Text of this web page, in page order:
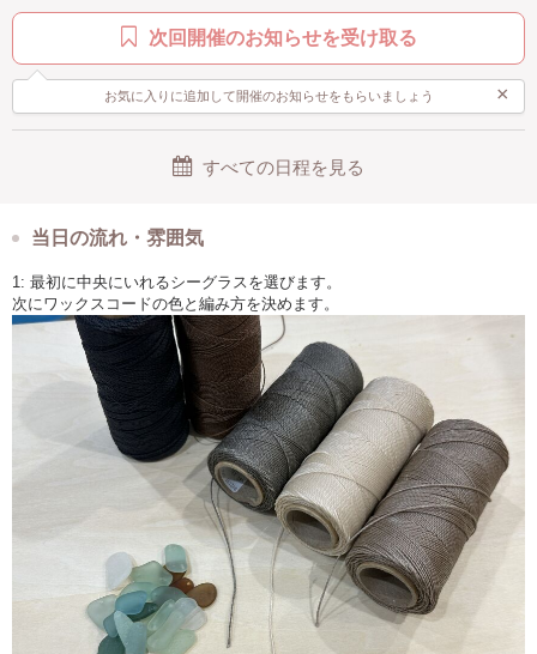
次回開催のお知らせを受け取る
お気に入りに追加して開催のお知らせをもらいましょう ×
すべての日程を見る
当日の流れ・雰囲気
1: 最初に中央にいれるシーグラスを選びます。
次にワックスコードの色と編み方を決めます。